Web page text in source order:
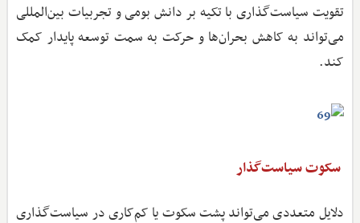
تقویت سیاست‌گذاری با تکیه بر دانش بومی و تجربیات بین‌المللی
می‌تواند به کاهش بحران‌ها و حرکت به سمت توسعه پایدار کمک
کند.
سکوت سیاست‌گذار
دلایل متعددی می‌تواند پشت سکوت یا کم‌کاری در سیاست‌گذاری